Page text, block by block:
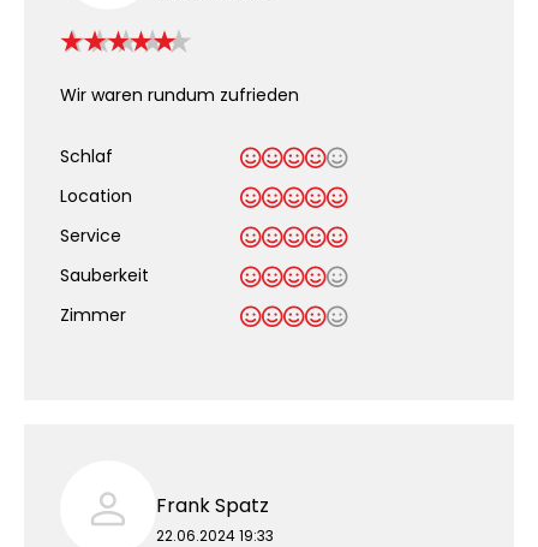
Wir waren rundum zufrieden
Schlaf
Location
Service
Sauberkeit
Zimmer
Frank Spatz
22.06.2024 19:33